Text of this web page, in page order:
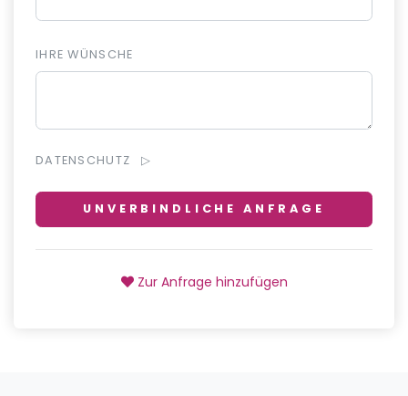
IHRE WÜNSCHE
DATENSCHUTZ
UNVERBINDLICHE ANFRAGE
Zur Anfrage hinzufügen